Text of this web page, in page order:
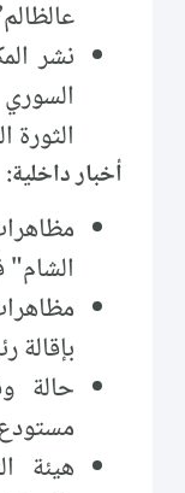
نشر
الثورة
أخبار داخلية:
بإقالة
حالة
هيئة